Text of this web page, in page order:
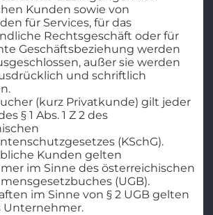
Kunden sowie von
für Services, für das
Rechtsgeschäft oder für
Geschäftsbeziehung werden
außer sie werden
und schriftlich
(kurz Privatkunde) gilt jeder
§ 1 Abs. 1 Z 2 des
(KSchG).
Kunden gelten
im Sinne des österreichischen
(UGB).
im Sinne von § 2 UGB gelten
Unternehmer.